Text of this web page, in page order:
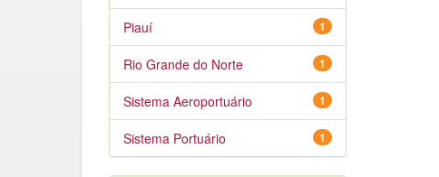
1
Piauí
1
Rio Grande do Norte
1
Sistema Aeroportuário
1
Sistema Portuário